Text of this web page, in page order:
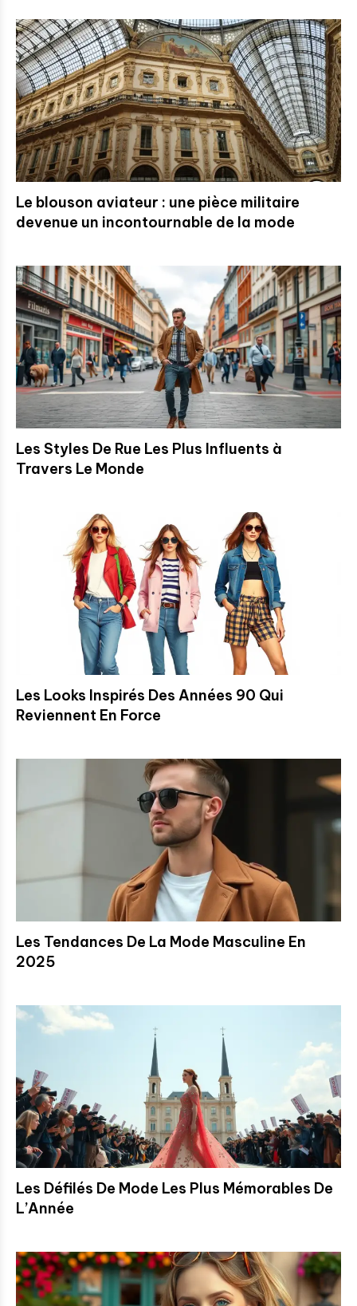
Le blouson aviateur : une pièce militaire
devenue un incontournable de la mode
Les Styles De Rue Les Plus Influents à
Travers Le Monde
Les Looks Inspirés Des Années 90 Qui
Reviennent En Force
Les Tendances De La Mode Masculine En
2025
Les Défilés De Mode Les Plus Mémorables De
L’Année